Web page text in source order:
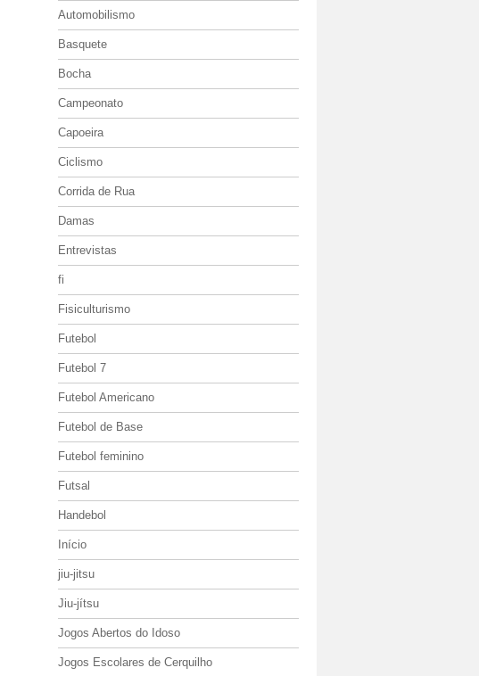
Automobilismo
Basquete
Bocha
Campeonato
Capoeira
Ciclismo
Corrida de Rua
Damas
Entrevistas
fi
Fisiculturismo
Futebol
Futebol 7
Futebol Americano
Futebol de Base
Futebol feminino
Futsal
Handebol
Início
jiu-jitsu
Jiu-jítsu
Jogos Abertos do Idoso
Jogos Escolares de Cerquilho